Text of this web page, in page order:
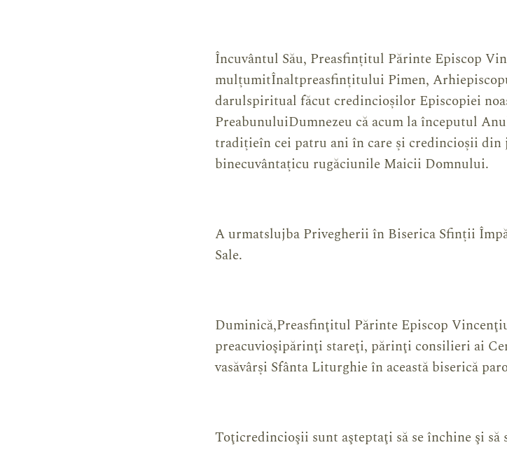
Încuvântul Său, Preasfințitul Părinte Episcop
mulțumitÎnaltpreasfințitului Pimen,
darulspiritual făcut credincioșilor Episcopiei
PreabunuluiDumnezeu că acum la începutul
tradițieîn cei patru ani în care și credincioșii din
binecuvântațicu rugăciunile Maicii Domnului.
A urmatslujba Privegherii în Biserica Sfinții
Sale.
Duminică,Preasfinţitul Părinte Episcop
preacuvioşipărinţi stareţi, părinţi consilieri ai
vasăvârși Sfânta Liturghie în această biserică
Toţicredincioşii sunt aşteptaţi să se închine şi